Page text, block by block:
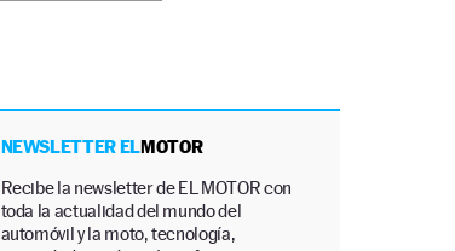
NEWSLETTER ELMOTOR
Recibe la newsletter de EL MOTOR con
toda la actualidad del mundo del
automóvil y la moto, tecnología,